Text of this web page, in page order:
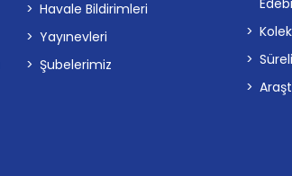
Havale Bildirimleri
Yayınevleri
Şubelerimiz